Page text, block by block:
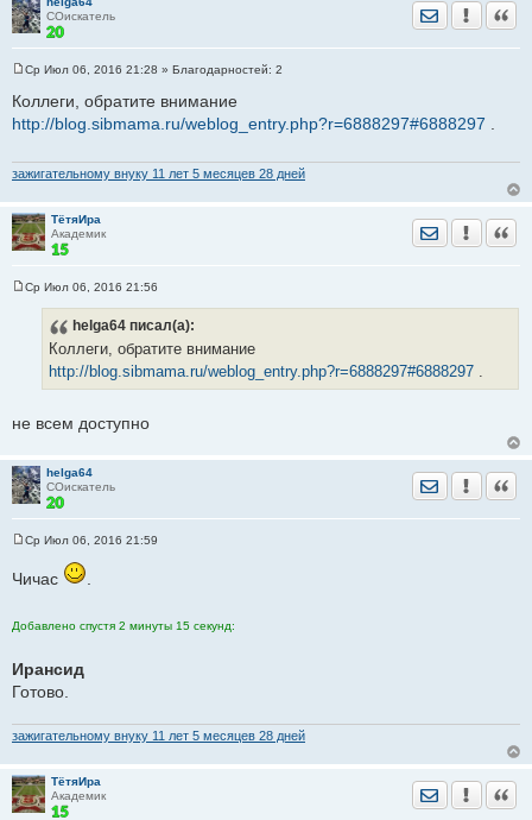
СОискатель
Отправить
о
б
н
и
Ср Июл 06, 2016 21:28 » Благодарностей: 2
Коллеги, обратите внимание
http://blog.sibmama.ru/weblog_entry.php?r=6888297#6888297 .
зажигательному внуку 11 лет 5 месяцев 28 дней
ТётяИра
Академик
Отправить
Ср Июл 06, 2016 21:56
helga64 писал(а):
Коллеги, обратите внимание
http://blog.sibmama.ru/weblog_entry.php?r=6888297#6888297 .
не всем доступно
helga64
СОискатель
Отправить
о
е
е
Ср Июл 06, 2016 21:59
Чичас
Добавлено спустя 2 минуты 15 секунд:
Ирансид
Готово.
зажигательному внуку 11 лет 5 месяцев 28 дней
ТётяИра
Академик
Отправить